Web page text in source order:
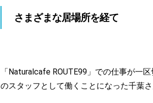
さまざまな居場所を経て
「Naturalcafe ROUTE99」での仕事が一
のスタッフとして働くことになった千葉